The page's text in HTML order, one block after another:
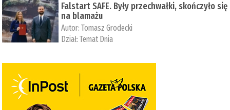
Falstart SAFE. Były przechwałki, skończyło się
na blamażu
Autor:Tomasz Grodecki
Dział:Temat Dnia